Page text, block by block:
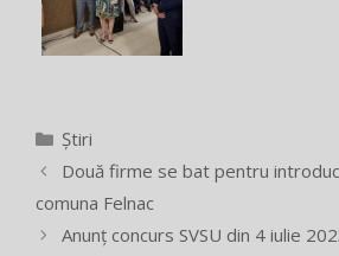
Categorii
Știri
Două firme se bat pentru
comuna Felnac
Anunț concurs SVSU din 4 iulie